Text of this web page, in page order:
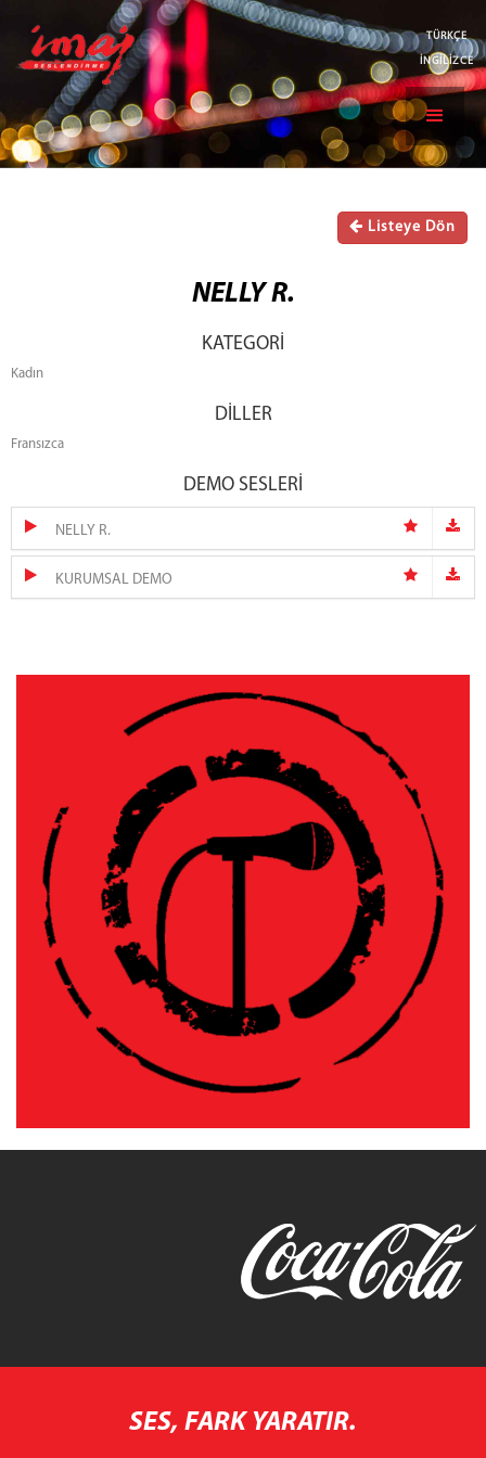
TÜRKÇE
İNGİLİZCE
Listeye Dön
NELLY R.
KATEGORİ
Kadın
DİLLER
Fransızca
DEMO SESLERİ
NELLY R.
KURUMSAL DEMO
SES, FARK YARATIR.